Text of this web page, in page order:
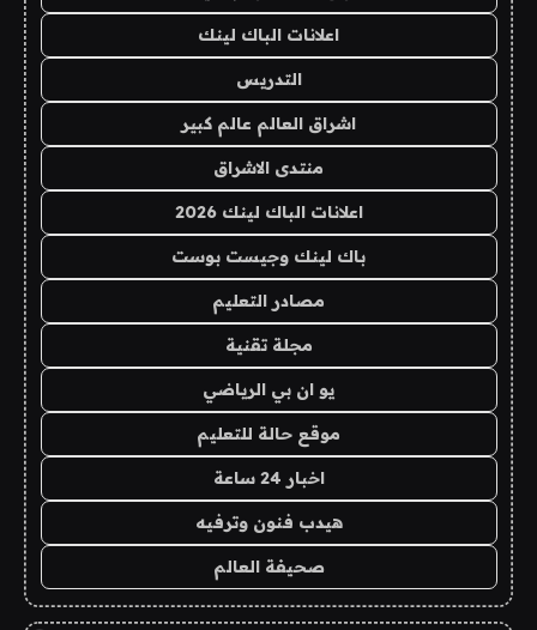
اعلانات الباك لينك
التدريس
اشراق العالم عالم كبير
منتدى الاشراق
اعلانات الباك لينك 2026
باك لينك وجيست بوست
مصادر التعليم
مجلة تقنية
يو ان بي الرياضي
موقع حالة للتعليم
اخبار 24 ساعة
هيدب فنون وترفيه
صحيفة العالم